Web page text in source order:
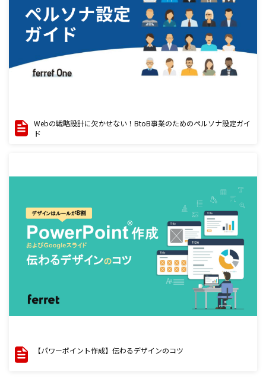
Webの戦略設計に欠かせない！BtoB事業のためのペルソナ設定ガイ
ド
【パワーポイント作成】伝わるデザインのコツ